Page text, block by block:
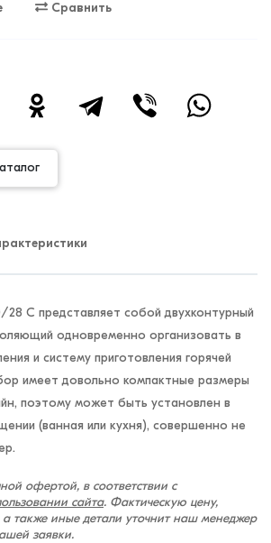
Сравнить
C представляет собой двухконтурный
одновременно организовать в
и систему приготовления горячей
имеет довольно компактные размеры
поэтому может быть установлен в
(ванная или кухня), совершенно не
офертой, в соответствии с
сайта. Фактическую цену,
а также иные детали уточнит наш менеджер
заявки.